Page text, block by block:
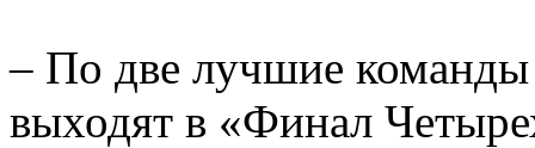
– По две лучшие команды
выходят в «Финал